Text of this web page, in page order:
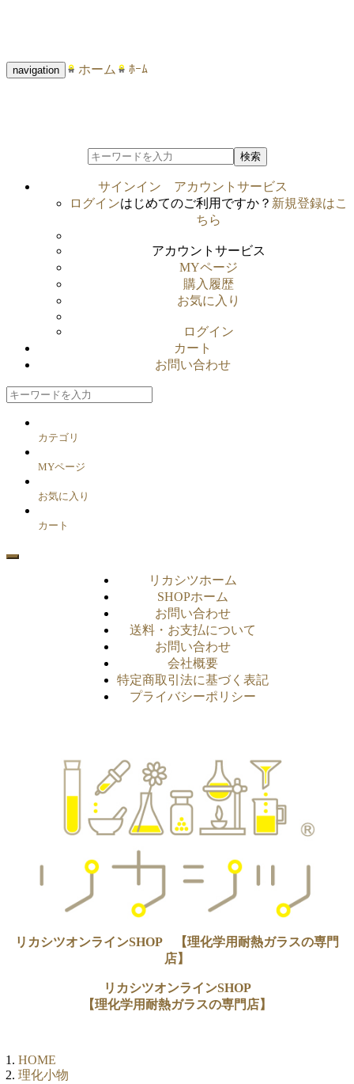
navigation ホーム ﾎｰﾑ
検索
サインイン
アカウントサービス
ログインはじめてのご利用ですか？ 新規登録はこ
ちら
アカウントサービス
MYページ
購入履歴
お気に入り
ログイン
カート
お問い合わせ
カテゴリ
MYページ
お気に入り
カート
リカシツホーム
SHOPホーム
お問い合わせ
送料・お支払について
お問い合わせ
会社概要
特定商取引法に基づく表記
プライバシーポリシー
リカシツオンラインSHOP 【理化学用耐熱ガラスの専門
店】
リカシツオンラインSHOP
【理化学用耐熱ガラスの専門店】
HOME
理化小物